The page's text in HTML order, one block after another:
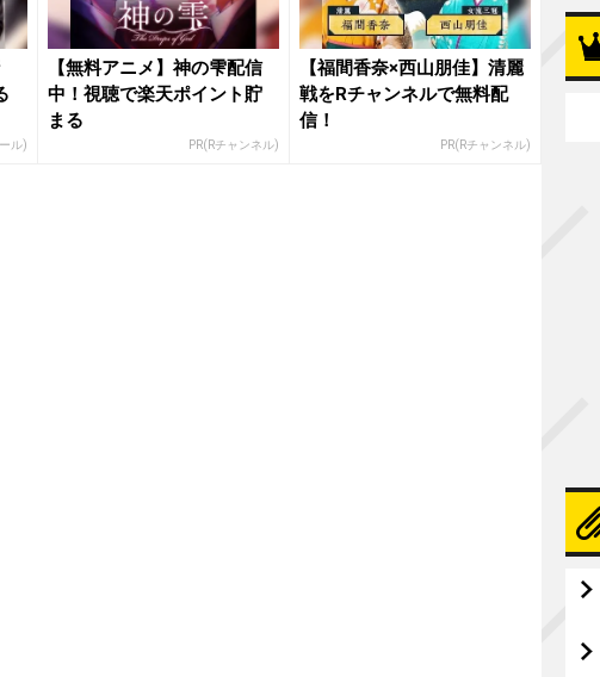
ル)
【無料アニメ】神の雫配信
中！視聴で楽天ポイント貯
まる
PR(Rチャンネル)
【福間香奈×西山朋佳】清麗
戦をRチャンネルで無料配
信！
PR(Rチャンネル)